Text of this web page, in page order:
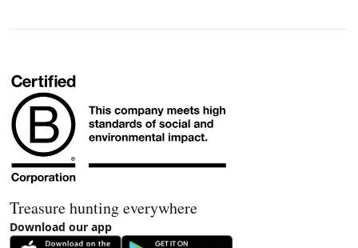
Treasure hunting everywhere
Download our app